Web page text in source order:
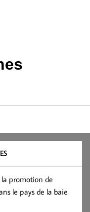
promotion de
le pays de la baie